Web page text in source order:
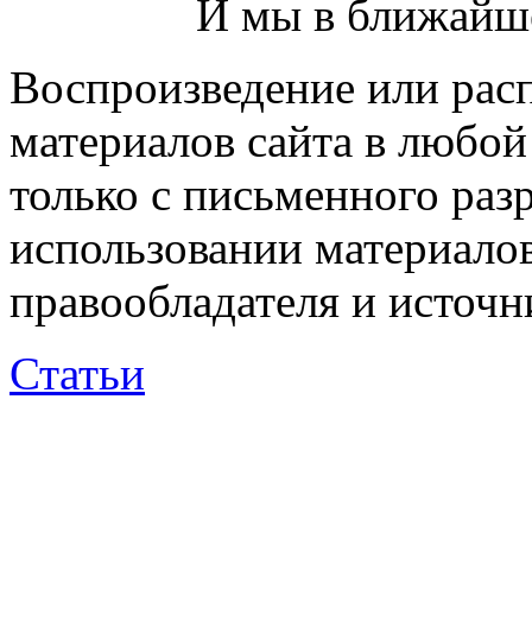
И мы в
Воспроизведение или
материалов сайта в
только с письменного
использовании
правообладателя и
Статьи